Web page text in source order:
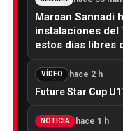
Maroan Sannadi
instalaciones del
estos días libres
VÍDEO hace 2 h
Future Star Cup
NOTICIA hace 1 h